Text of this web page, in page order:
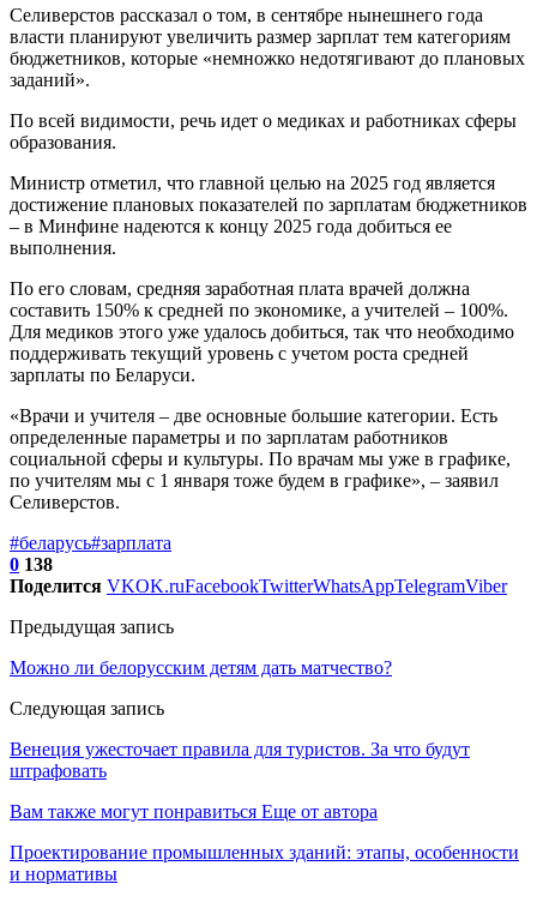
Селиверстов рассказал о том, в сентябре нынешнего года
власти планируют увеличить размер зарплат тем категориям
бюджетников, которые «немножко недотягивают до плановых
заданий».
По всей видимости, речь идет о медиках и работниках сферы
образования.
Министр отметил, что главной целью на 2025 год является
достижение плановых показателей по зарплатам бюджетников
– в Минфине надеются к концу 2025 года добиться ее
выполнения.
По его словам, средняя заработная плата врачей должна
составить 150% к средней по экономике, а учителей – 100%.
Для медиков этого уже удалось добиться, так что необходимо
поддерживать текущий уровень с учетом роста средней
зарплаты по Беларуси.
«Врачи и учителя – две основные большие категории. Есть
определенные параметры и по зарплатам работников
социальной сферы и культуры. По врачам мы уже в графике,
по учителям мы с 1 января тоже будем в графике», – заявил
Селиверстов.
#беларусь#зарплата
0 138
Поделится VKOK.ruFacebookTwitterWhatsAppTelegramViber
Предыдущая запись
Можно ли белорусским детям дать матчество?
Следующая запись
Венеция ужесточает правила для туристов. За что будут
штрафовать
Вам также могут понравиться Еще от автора
Проектирование промышленных зданий: этапы, особенности
и нормативы